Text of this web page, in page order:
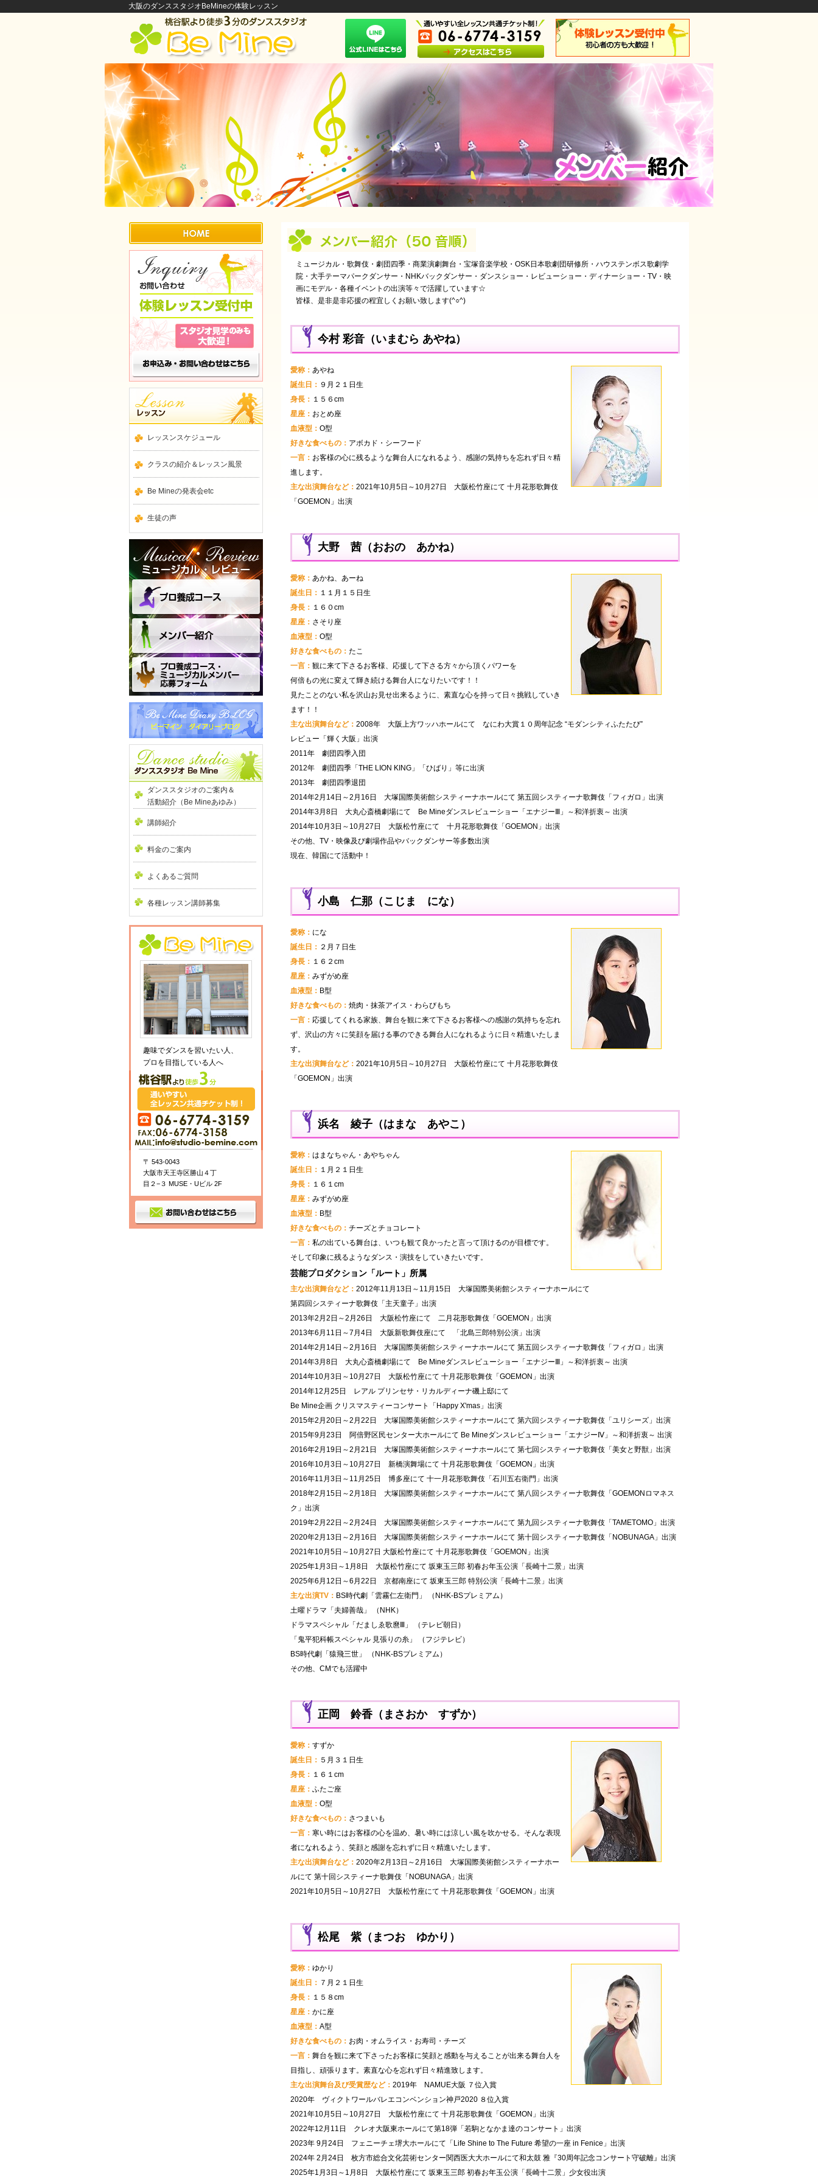
大阪のダンススタジオBeMineの体験レッスン
レッスンスケジュール
クラスの紹介＆レッスン風景
Be Mineの発表会etc
生徒の声
ダンススタジオのご案内＆
活動紹介（Be Mineあゆみ）
講師紹介
料金のご案内
よくあるご質問
各種レッスン講師募集
趣味でダンスを習いたい人、
プロを目指している人へ
〒 543-0043
大阪市天王寺区勝山４丁
目２−３ MUSE・Uビル 2F
ミュージカル・歌舞伎・劇団四季・商業演劇舞台・宝塚音楽学校・OSK日本歌劇団研修所・ハウステンボス歌劇学
院・大手テーマパークダンサー・NHKバックダンサー・ダンスショー・レビューショー・ディナーショー・TV・映
画にモデル・各種イベントの出演等々で活躍しています☆
皆様、是非是非応援の程宜しくお願い致します(^○^)
今村 彩音（いまむら あやね）
愛称： あやね
誕生日： ９月２１日生
身長： １５６cm
星座： おとめ座
血液型： O型
好きな食べもの： アボカド・シーフード
一言： お客様の心に残るような舞台人になれるよう、感謝の気持ちを忘れず日々精
進します。
主な出演舞台など： 2021年10月5日～10月27日 大阪松竹座にて 十月花形歌舞伎
「GOEMON」出演
大野 茜（おおの あかね）
愛称： あかね、あーね
誕生日： １１月１５日生
身長： １６０cm
星座： さそり座
血液型： O型
好きな食べもの： たこ
一言： 観に来て下さるお客様、応援して下さる方々から頂くパワーを
何倍もの光に変えて輝き続ける舞台人になりたいです！！
見たことのない私を沢山お見せ出来るように、素直な心を持って日々挑戦していき
ます！！
主な出演舞台など： 2008年 大阪上方ワッハホールにて なにわ大賞１０周年記念 “モダンシティふたたび”
レビュー「輝く大阪」出演
2011年 劇団四季入団
2012年 劇団四季「THE LION KING」「ひばり」等に出演
2013年 劇団四季退団
2014年2月14日～2月16日 大塚国際美術館システィーナホールにて 第五回システィーナ歌舞伎「フィガロ」出演
2014年3月8日 大丸心斎橋劇場にて Be Mineダンスレビューショー「エナジーⅢ」～和洋折衷～ 出演
2014年10月3日～10月27日 大阪松竹座にて 十月花形歌舞伎「GOEMON」出演
その他、TV・映像及び劇場作品やバックダンサー等多数出演
現在、韓国にて活動中！
小島 仁那（こじま にな）
愛称： にな
誕生日： ２月７日生
身長： １６２cm
星座： みずがめ座
血液型： B型
好きな食べもの： 焼肉・抹茶アイス・わらびもち
一言： 応援してくれる家族、舞台を観に来て下さるお客様への感謝の気持ちを忘れ
ず、沢山の方々に笑顔を届ける事のできる舞台人になれるように日々精進いたしま
す。
主な出演舞台など： 2021年10月5日～10月27日 大阪松竹座にて 十月花形歌舞伎
「GOEMON」出演
浜名 綾子（はまな あやこ）
愛称： はまなちゃん・あやちゃん
誕生日： １月２１日生
身長： １６１cm
星座： みずがめ座
血液型： B型
好きな食べもの： チーズとチョコレート
一言： 私の出ている舞台は、いつも観て良かったと言って頂けるのが目標です。
そして印象に残るようなダンス・演技をしていきたいです。
芸能プロダクション「ルート」所属
主な出演舞台など： 2012年11月13日～11月15日 大塚国際美術館システィーナホールにて
第四回システィーナ歌舞伎「主天童子」出演
2013年2月2日～2月26日 大阪松竹座にて 二月花形歌舞伎「GOEMON」出演
2013年6月11日～7月4日 大阪新歌舞伎座にて 「北島三郎特別公演」出演
2014年2月14日～2月16日 大塚国際美術館システィーナホールにて 第五回システィーナ歌舞伎「フィガロ」出演
2014年3月8日 大丸心斎橋劇場にて Be Mineダンスレビューショー「エナジーⅢ」～和洋折衷～ 出演
2014年10月3日～10月27日 大阪松竹座にて 十月花形歌舞伎「GOEMON」出演
2014年12月25日 レアル プリンセサ・リカルディーナ磯上邸にて
Be Mine企画 クリスマスティーコンサート「Happy X'mas」出演
2015年2月20日～2月22日 大塚国際美術館システィーナホールにて 第六回システィーナ歌舞伎「ユリシーズ」出演
2015年9月23日 阿倍野区民センター大ホールにて Be Mineダンスレビューショー「エナジーⅣ」～和洋折衷～ 出演
2016年2月19日～2月21日 大塚国際美術館システィーナホールにて 第七回システィーナ歌舞伎「美女と野獣」出演
2016年10月3日～10月27日 新橋演舞場にて 十月花形歌舞伎「GOEMON」出演
2016年11月3日～11月25日 博多座にて 十一月花形歌舞伎「石川五右衛門」出演
2018年2月15日～2月18日 大塚国際美術館システィーナホールにて 第八回システィーナ歌舞伎「GOEMONロマネス
ク」出演
2019年2月22日～2月24日 大塚国際美術館システィーナホールにて 第九回システィーナ歌舞伎「TAMETOMO」出演
2020年2月13日～2月16日 大塚国際美術館システィーナホールにて 第十回システィーナ歌舞伎「NOBUNAGA」出演
2021年10月5日～10月27日 大阪松竹座にて 十月花形歌舞伎「GOEMON」出演
2025年1月3日～1月8日 大阪松竹座にて 坂東玉三郎 初春お年玉公演「長崎十二景」出演
2025年6月12日～6月22日 京都南座にて 坂東玉三郎 特別公演「長崎十二景」出演
主な出演TV： BS時代劇「雲霧仁左衛門」 （NHK-BSプレミアム）
土曜ドラマ「夫婦善哉」 （NHK）
ドラマスペシャル「だましゑ歌麿Ⅲ」 （テレビ朝日）
「鬼平犯科帳スペシャル 見張りの糸」 （フジテレビ）
BS時代劇「猿飛三世」 （NHK-BSプレミアム）
その他、CMでも活躍中
正岡 鈴香（まさおか すずか）
愛称： すずか
誕生日： ５月３１日生
身長： １６１cm
星座： ふたご座
血液型： O型
好きな食べもの： さつまいも
一言： 寒い時にはお客様の心を温め、暑い時には涼しい風を吹かせる。そんな表現
者になれるよう、笑顔と感謝を忘れずに日々精進いたします。
主な出演舞台など： 2020年2月13日～2月16日 大塚国際美術館システィーナホー
ルにて 第十回システィーナ歌舞伎「NOBUNAGA」出演
2021年10月5日～10月27日 大阪松竹座にて 十月花形歌舞伎「GOEMON」出演
松尾 紫（まつお ゆかり）
愛称： ゆかり
誕生日： ７月２１日生
身長： １５８cm
星座： かに座
血液型： A型
好きな食べもの： お肉・オムライス・お寿司・チーズ
一言： 舞台を観に来て下さったお客様に笑顔と感動を与えることが出来る舞台人を
目指し、頑張ります。素直な心を忘れず日々精進致します。
主な出演舞台及び受賞歴など： 2019年 NAMUE大阪 ７位入賞
2020年 ヴィクトワールバレエコンベンション神戸2020 ８位入賞
2021年10月5日～10月27日 大阪松竹座にて 十月花形歌舞伎「GOEMON」出演
2022年12月11日 クレオ大阪東ホールにて第18弾「若駒となかま達のコンサート」出演
2023年 9月24日 フェニーチェ堺大ホールにて「Life Shine to The Future 希望の一座 in Fenice」出演
2024年 2月24日 枚方市総合文化芸術センター関西医大大ホールにて和太鼓 雅『30周年記念コンサート守破離』出演
2025年1月3日～1月8日 大阪松竹座にて 坂東玉三郎 初春お年玉公演「長崎十二景」少女役出演